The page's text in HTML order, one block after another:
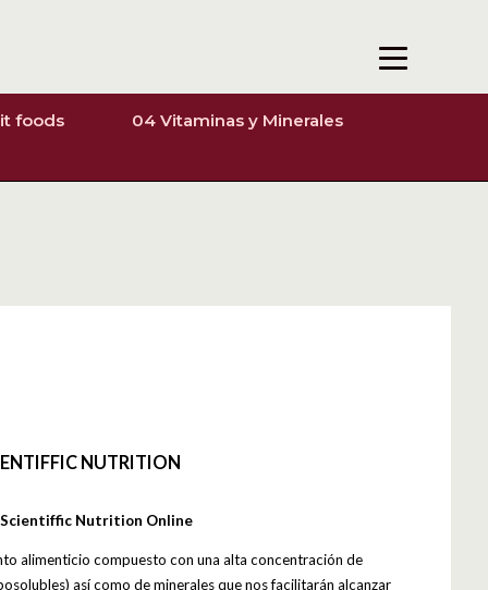
foods 04 Vitaminas y Minerales
NUTRITION
Scientiffic Nutrition Online
alimenticio compuesto con una alta concentración de
así como de minerales que nos facilitarán alcanzar